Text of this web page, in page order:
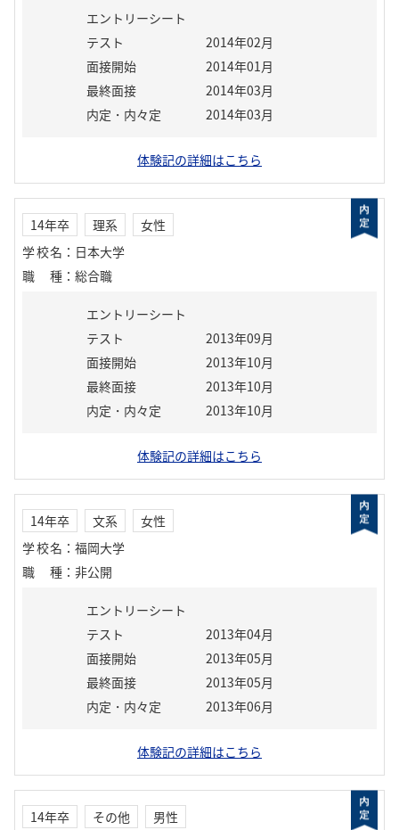
エントリーシート
テスト
2014年02月
面接開始
2014年01月
最終面接
2014年03月
内定・内々定
2014年03月
体験記の詳細はこちら
14年卒 理系
女性
学校名 ： 日本大学
職種 ： 総合職
エントリーシート
テスト
2013年09月
面接開始
2013年10月
最終面接
2013年10月
内定・内々定
2013年10月
体験記の詳細はこちら
14年卒 文系
女性
学校名 ： 福岡大学
職種 ： 非公開
エントリーシート
テスト
2013年04月
面接開始
2013年05月
最終面接
2013年05月
内定・内々定
2013年06月
体験記の詳細はこちら
14年卒 その他
男性